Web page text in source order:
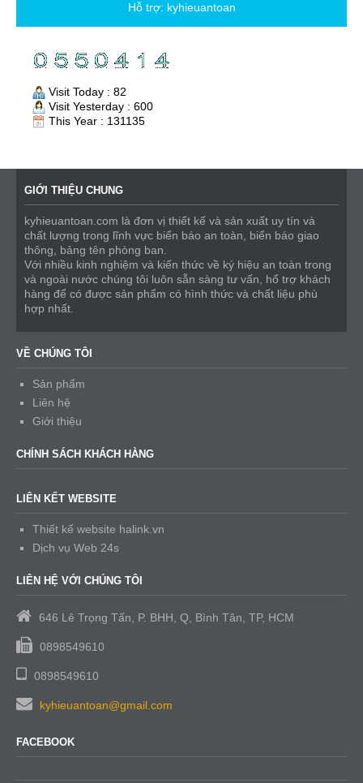
Hỗ trợ: kyhieuantoan
Visit Today : 82
Visit Yesterday : 600
This Year : 131135
GIỚI THIỆU CHUNG
kyhieuantoan.com là đơn vị thiết kế và sản xuất uy tín và
chất lượng trong lĩnh vực biển báo an toàn, biển báo giao
thông, bảng tên phòng ban.
Với nhiều kinh nghiệm và kiến thức về ký hiệu an toàn trong
và ngoài nước chúng tôi luôn sẵn sàng tư vấn, hổ trợ khách
hàng để có được sản phẩm có hình thức và chất liệu phù
hợp nhất.
VỀ CHÚNG TÔI
Sản phẩm
Liên hệ
Giới thiệu
CHÍNH SÁCH KHÁCH HÀNG
LIÊN KẾT WEBSITE
Thiết kế website halink.vn
Dịch vụ Web 24s
LIÊN HỆ VỚI CHÚNG TÔI
646 Lê Trọng Tấn, P. BHH, Q, Bình Tân, TP, HCM
0898549610
0898549610
kyhieuantoan@gmail.com
FACEBOOK